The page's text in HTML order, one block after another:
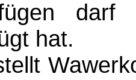
darf
hat.